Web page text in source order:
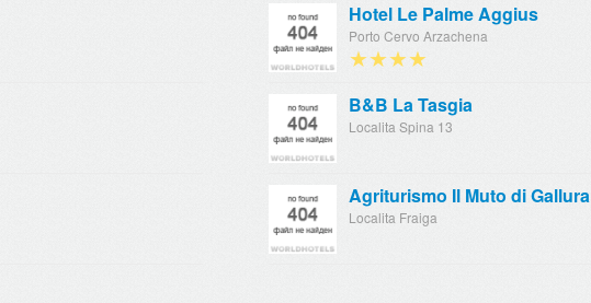
Hotel Le Palme Aggius
Porto Cervo Arzachena
★★★★
B&B La Tasgia
Localita Spina 13
Agriturismo Il Muto di Gallura
Localita Fraiga